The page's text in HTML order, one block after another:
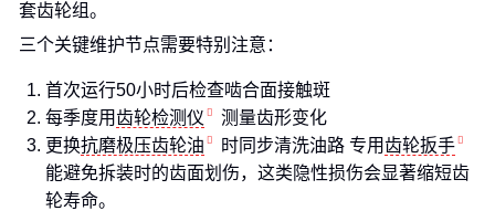
套齿轮组。
三个关键维护节点需要特别注意：
首次运行50小时后检查啮合面接触斑
每季度用 齿轮检测仪
测量齿形变化
更换抗磨极压齿轮油 时同步清洗油路 专用 齿轮扳手
能避免拆装时的齿面划伤，这类隐性损伤会显著缩短齿
轮寿命。